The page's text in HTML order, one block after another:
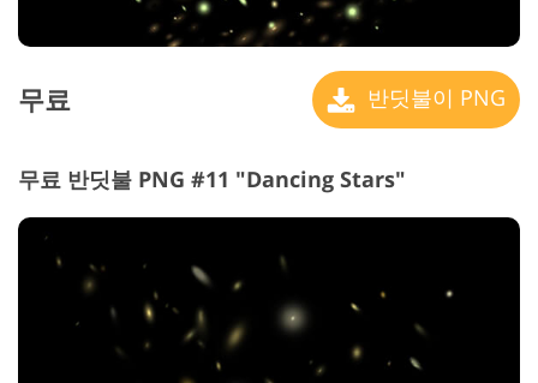
무료 반딧불이 PNG
무료 반딧불 PNG #11 "Dancing Stars"